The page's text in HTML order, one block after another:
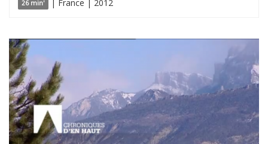
26 min' | France | 2012